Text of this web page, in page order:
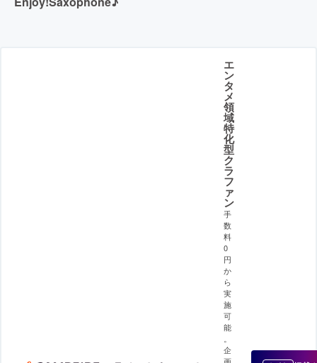
エ
ン
タ
メ
領
域
特
化
型
ク
ラ
フ
ァ
ン
手
数
料
0
円
か
ら
実
施
可
能
。
企